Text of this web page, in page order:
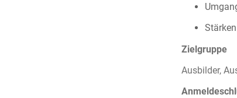
Zielgruppe
Ausbilder,